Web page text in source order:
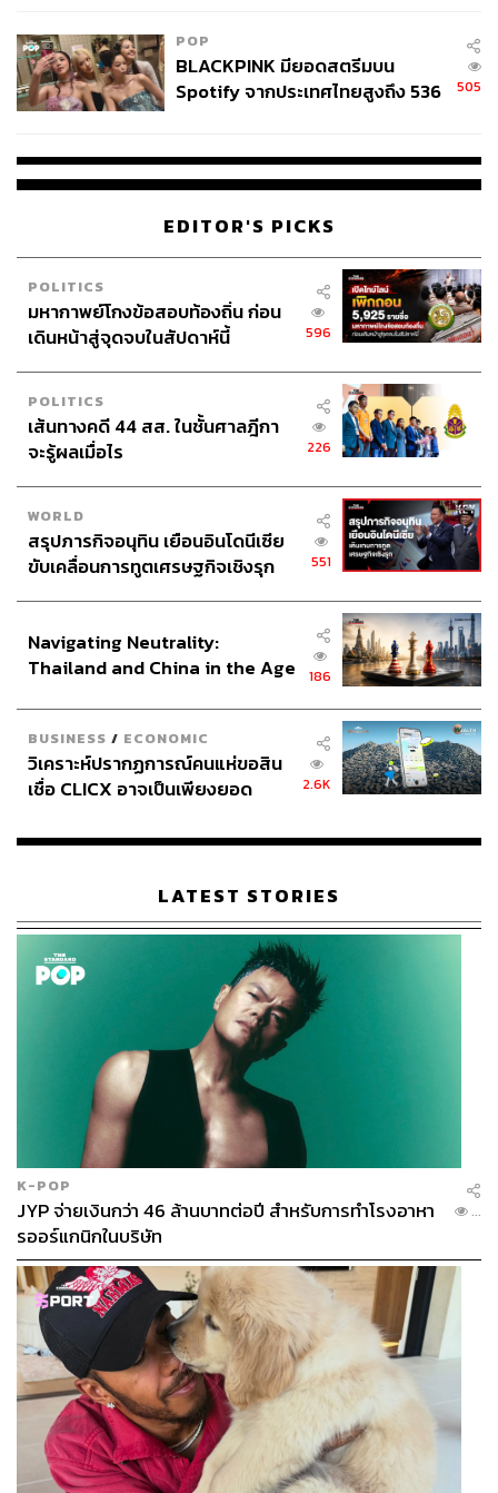
POP
BLACKPINK มียอดสตรีมบน
Spotify จากประเทศไทยสูงถึง 536
505
EDITOR'S PICKS
POLITICS
มหากาพย์โกงข้อสอบท้องถิ่น ก่อน
เดินหน้าสู่จุดจบในสัปดาห์นี้
596
POLITICS
เส้นทางคดี 44 สส. ในชั้นศาลฎีกา
จะรู้ผลเมื่อไร
226
WORLD
สรุปภารกิจอนุทิน เยือนอินโดนีเซีย
ขับเคลื่อนการทูตเศรษฐกิจเชิงรุก
551
Navigating Neutrality:
Thailand and China in the Age
186
BUSINESS / ECONOMIC
วิเคราะห์ปรากฏการณ์คนแห่ขอสิน
เชื่อ CLICX อาจเป็นเพียงยอด
เรือนไทยที่ถูกซุกไว้
2.6K
LATEST STORIES
K-POP
JYP จ่ายเงินกว่า 46 ล้านบาทต่อปี สำหรับการทำโรงอาหา
รออร์แกนิกในบริษัท
...